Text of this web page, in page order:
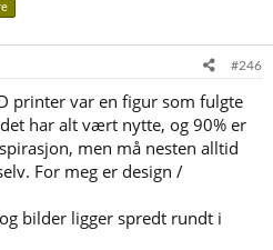
#246
printer var en figur som fulgte
har alt vært nytte, og 90% er
men må nesten alltid
For meg er design /
bilder ligger spredt rundt i